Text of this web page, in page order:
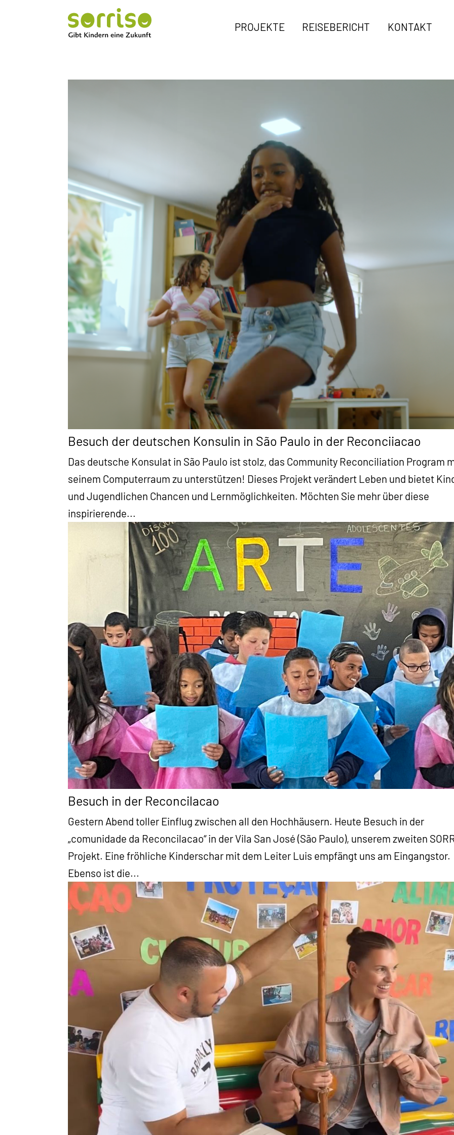
PROJEKTE REISEBERICHT KONTAKT
Besuch der deutschen Konsulin in São Paulo in der Reconciiacao
Das deutsche Konsulat in São Paulo ist stolz, das Community Reconciliation Program
seinem Computerraum zu unterstützen! Dieses Projekt verändert Leben und bietet
und Jugendlichen Chancen und Lernmöglichkeiten. Möchten Sie mehr über diese
inspirierende...
Besuch in der Reconcilacao
Gestern Abend toller Einflug zwischen all den Hochhäusern. Heute Besuch in der
„comunidade da Reconcilacao“ in der Vila San José (São Paulo), unserem zweiten
Projekt. Eine fröhliche Kinderschar mit dem Leiter Luis empfängt uns am Eingangstor.
Ebenso ist die...